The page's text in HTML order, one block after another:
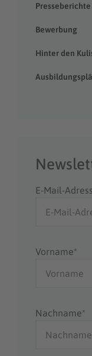
Presseberichte
Bewerbung
Hinter den
E-Mail-
Vorname*
Nachname*